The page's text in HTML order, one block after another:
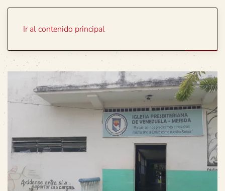
Ir al contenido principal